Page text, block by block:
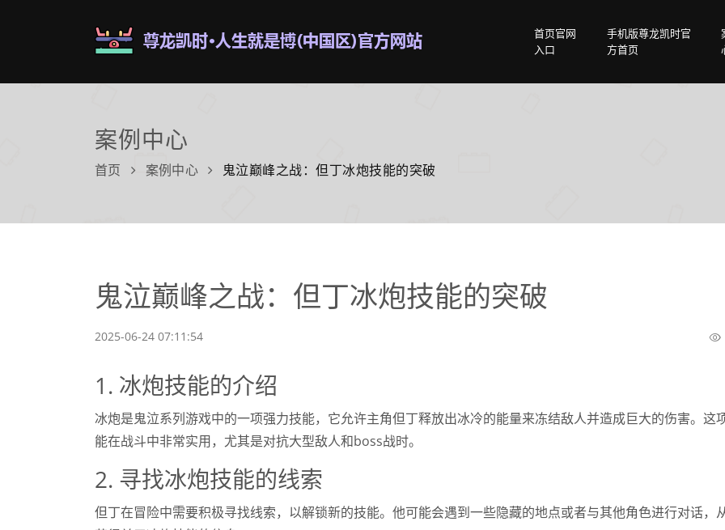
首页官网
入口
手机版尊龙凯时官
方首页
案例中心
首页 案例中心 鬼泣巅峰之战：但丁冰炮技能的突破
鬼泣巅峰之战：但丁冰炮技能的突破
2025-06-24 07:11:54
1. 冰炮技能的介绍
冰炮是鬼泣系列游戏中的一项强力技能，它允许主角但丁释放出冰冷的能量来冻结敌人并造成巨大的伤害。这
能在战斗中非常实用，尤其是对抗大型敌人和boss战时。
2. 寻找冰炮技能的线索
但丁在冒险中需要积极寻找线索，以解锁新的技能。他可能会遇到一些隐藏的地点或者与其他角色进行对话，